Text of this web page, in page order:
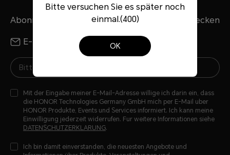
Abonniere unseren Newsletter – HONOR entdecken
E-Mail WhatsApp
Mit der Eingabe meiner E-Mail-Adresse willige ich darin ein, dass
die HONOR Technologies Germany GmbH mich per E-Mail uber
HONOR Produkte, Events und Services informiert. Ich kann meine
Einwilligung jederzeit widerrufen. Fur weitere Informationen siehe
DATENSCHUTZERKLARUNG.
Ich bin damit einverstanden, die neuesten Angebote und
Bitte versuchen Sie es später noch
einmal.(400)
OK